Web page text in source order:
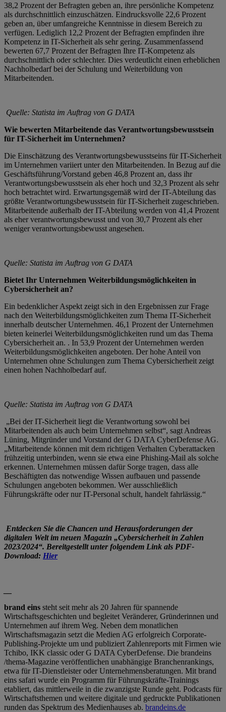
38,2 Prozent der Befragten geben an, ihre persönliche Kompetenz
als durchschnittlich einzuschätzen. Eindrucksvolle 22,6 Prozent
geben an, über umfangreiche Kenntnisse in diesem Bereich zu
verfügen. Lediglich 12,2 Prozent der Befragten empfinden ihre
Kompetenz in IT-Sicherheit als sehr gering. Zusammenfassend
bewerten 67,7 Prozent der Befragten Ihre IT-Kompetenz als
durchschnittlich oder schlechter. Dies verdeutlicht einen erheblichen
Nachholbedarf bei der Schulung und Weiterbildung von
Mitarbeitenden.
Quelle: Statista im Auftrag von G DATA
Wie bewerten Mitarbeitende das Verantwortungsbewusstsein
für IT-Sicherheit im Unternehmen?
Die Einschätzung des Verantwortungsbewusstseins für IT-Sicherheit
im Unternehmen variiert unter den Mitarbeitenden. In Bezug auf die
Geschäftsführung/Vorstand geben 46,8 Prozent an, dass ihr
Verantwortungsbewusstsein als eher hoch und 32,3 Prozent als sehr
hoch betrachtet wird. Erwartungsgemäß wird der IT-Abteilung das
größte Verantwortungsbewusstsein für IT-Sicherheit zugeschrieben.
Mitarbeitende außerhalb der IT-Abteilung werden von 41,4 Prozent
als eher verantwortungsbewusst und von 30,7 Prozent als eher
weniger verantwortungsbewusst angesehen.
Quelle: Statista im Auftrag von G DATA
Bietet Ihr Unternehmen Weiterbildungsmöglichkeiten in
Cybersicherheit an?
Ein bedenklicher Aspekt zeigt sich in den Ergebnissen zur Frage
nach den Weiterbildungsmöglichkeiten zum Thema IT-Sicherheit
innerhalb deutscher Unternehmen. 46,1 Prozent der Unternehmen
bieten keinerlei Weiterbildungsmöglichkeiten rund um das Thema
Cybersicherheit an. . In 53,9 Prozent der Unternehmen werden
Weiterbildungsmöglichkeiten angeboten. Der hohe Anteil von
Unternehmen ohne Schulungen zum Thema Cybersicherheit zeigt
einen hohen Nachholbedarf auf.
Quelle: Statista im Auftrag von G DATA
„Bei der IT-Sicherheit liegt die Verantwortung sowohl bei
Mitarbeitenden als auch beim Unternehmen selbst“, sagt Andreas
Lüning, Mitgründer und Vorstand der G DATA CyberDefense AG.
„Mitarbeitende können mit dem richtigen Verhalten Cyberattacken
frühzeitig unterbinden, wenn sie etwa eine Phishing-Mail als solche
erkennen. Unternehmen müssen dafür Sorge tragen, dass alle
Beschäftigten das notwendige Wissen aufbauen und passende
Schulungen angeboten bekommen. Wer ausschließlich
Führungskräfte oder nur IT-Personal schult, handelt fahrlässig.“
Entdecken Sie die Chancen und Herausforderungen der
digitalen Welt im neuen Magazin „Cybersicherheit in Zahlen
2023/2024“. Bereitgestellt unter folgendem Link als PDF-
Download: Hier
brand eins steht seit mehr als 20 Jahren für spannende
Wirtschaftsgeschichten und begleitet Veränderer, Gründerinnen und
Unternehmen auf ihrem Weg. Neben dem monatlichen
Wirtschaftsmagazin setzt die Medien AG erfolgreich Corporate-
Publishing-Projekte um und publiziert Zahlenreports mit Firmen wie
Tchibo, IKK classic oder G DATA CyberDefense. Die brandeins
/thema-Magazine veröffentlichen unabhängige Branchenrankings,
etwa für IT-Dienstleister oder Unternehmensberatungen. Mit brand
eins safari wurde ein Programm für Führungskräfte-Trainings
etabliert, das mittlerweile in die zwanzigste Runde geht. Podcasts für
Wirtschaftsthemen und weitere digitale und gedruckte Publikationen
runden das Spektrum des Medienhauses ab. brandeins.de